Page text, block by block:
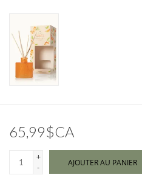
Vente
Gift cards
65,99$CA
+
-
AJOUTER AU PANIER